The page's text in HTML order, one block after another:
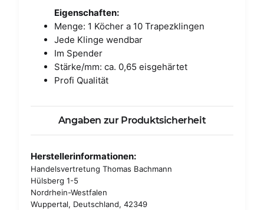
Eigenschaften:
Menge: 1 Köcher a 10 Trapezklingen
Jede Klinge wendbar
Im Spender
Stärke/mm: ca. 0,65 eisgehärtet
Profi Qualität
Angaben zur Produktsicherheit
Herstellerinformationen:
Handelsvertretung Thomas Bachmann
Hülsberg 1-5
Nordrhein-Westfalen
Wuppertal, Deutschland, 42349